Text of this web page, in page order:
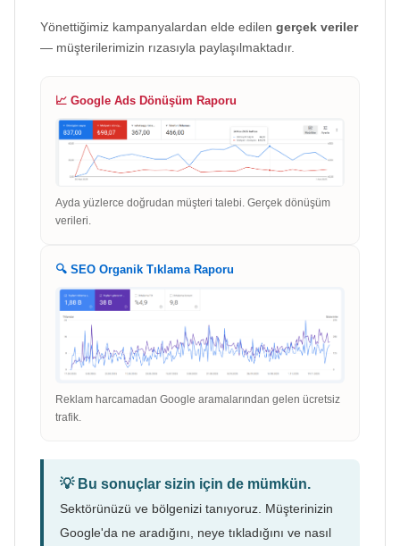
Yönettiğimiz kampanyalardan elde edilen gerçek veriler
— müşterilerimizin rızasıyla paylaşılmaktadır.
📈 Google Ads Dönüşüm Raporu
Ayda yüzlerce doğrudan müşteri talebi. Gerçek dönüşüm
verileri.
🔍 SEO Organik Tıklama Raporu
Reklam harcamadan Google aramalarından gelen ücretsiz
trafik.
💡 Bu sonuçlar sizin için de mümkün.
Sektörünüzü ve bölgenizi tanıyoruz. Müşterinizin
Google'da ne aradığını, neye tıkladığını ve nasıl